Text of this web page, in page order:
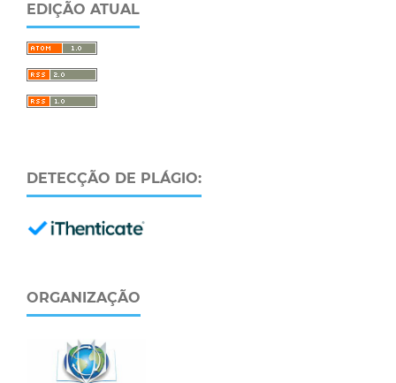
EDIÇÃO ATUAL
DETECÇÃO DE PLÁGIO:
ORGANIZAÇÃO